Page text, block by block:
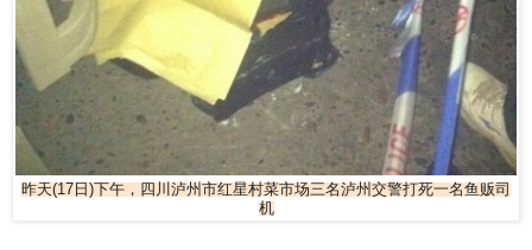
昨天(17日)下午，四川泸州市红星村菜市场三名泸州交警打死一名鱼贩司
机